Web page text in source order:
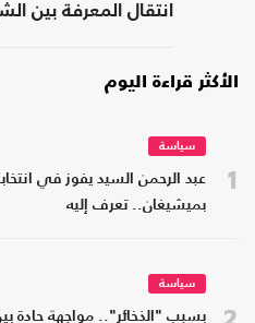
انتقال المعرفة بين
الأكثر قراءة اليوم
1
سياسة
عبد الرحمن السيد يفوز في
بميشيغان.. تعرف إليه
2
سياسة
بسبب "الذخائر".. مواجهة حادة